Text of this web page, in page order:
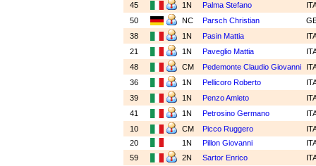
45
1N Palma Stefano
50
NC Parsch Christian
38
1N Pasin Mattia
21
1N Paveglio Mattia
48
CM Pedemonte Claudio Giovanni
36
1N Pellicoro Roberto
39
1N Penzo Amleto
41
1N Petrosino Germano
10
CM Picco Ruggero
20
1N Pillon Giovanni
59
2N Sartor Enrico